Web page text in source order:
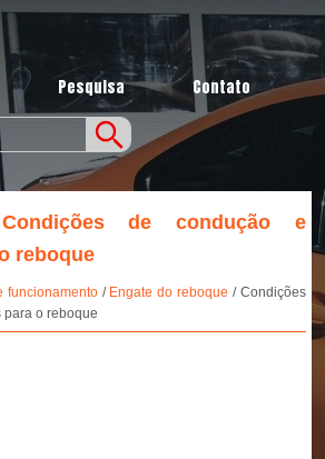
Pesquisa Contato
de condução e
reboque
funcionamento/ Engate do reboque / Condições
para o reboque